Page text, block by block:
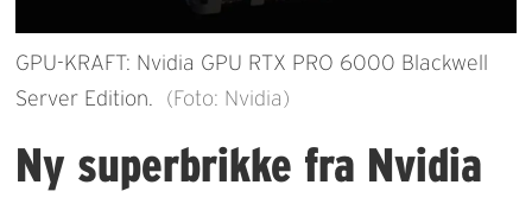
GPU-KRAFT: Nvidia GPU RTX PRO 6000 Blackwell
Server Edition.
(Foto: Nvidia)
Ny superbrikke fra Nvidia